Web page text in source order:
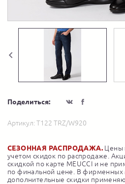
Поделиться:
Артикул:T122 TRZ/W920
СЕЗОННАЯ РАСПРОДАЖА. Цены
учетом скидок по распродаже.
скидкой по карте MEUCCI и не
по финальной цене. В фирменных
дополнительные скидки